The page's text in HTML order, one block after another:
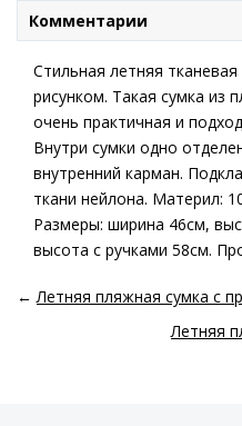
Комментарии
Стильная летняя
рисунком. Такая сумка из
очень практичная и
Внутри сумки одно
внутренний карман.
ткани нейлона. Материл:
Размеры: ширина 46см,
высота с ручками 58см.
← Летняя пляжная сумка с
Летняя